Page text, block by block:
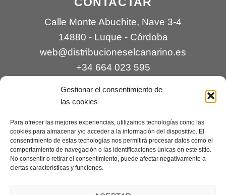
Gestionar el consentimiento de
las cookies
Para ofrecer las mejores experiencias, utilizamos tecnologías como las
cookies para almacenar y/o acceder a la información del dispositivo. El
consentimiento de estas tecnologías nos permitirá procesar datos como el
comportamiento de navegación o las identificaciones únicas en este sitio.
No consentir o retirar el consentimiento, puede afectar negativamente a
ciertas características y funciones.
Calle Monte Abuchite, Nave 3-4
14880 - Luque - Córdoba
web@distribucioneselcanarino.es
+34 664 023 595
Contacto|Incidencias|Devoluciones |
Condiciones generales